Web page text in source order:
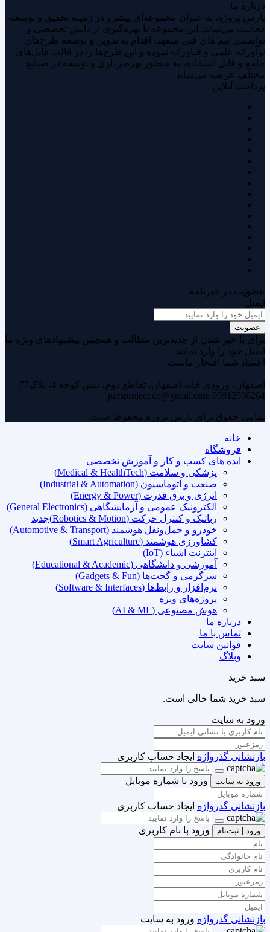
درباره ما
پارس پروژه، به عنوان مجموعه‌ای پیشرو در زمینه تحقیق و توسعه،
فعالیت می‌نماید. این مجموعه با بهره‌گیری از دانش تخصصی و
توانمندی‌ تیم های فنی متعهد، اقدام به تدوین و توسعه طرح‌های
نوآورانه علمی و فناورانه نموده و این طرح‌ها را در قالب فایل‌های
جامع و قابل استفاده، به منظور بهره‌برداری و توسعه در صنایع
مختلف عرضه می‌نماید.
پرداخت آنلاین
عضویت در خبرنامه
ایمیل
عضویت
برای با خبر شدن از جدیدترین مطالب و همچنین پیشنهادهای ویژه ما
ایمیل خود را وارد نمایید.
اعتماد شما افتخار ماست
اصفهان، ورودی خانه اصفهان، تقاطع دوم، نبش کوچه 4، پلاک77
09912596264
parsproject.co@gmail.com
تمامی حقوق برای پارس پروژه محفوظ است.
خانه
فروشگاه
ایده های کسب و کار و آموزش تخصصی
پزشکی و سلامت (Medical & HealthTech)
صنعت و اتوماسیون (Industrial & Automation)
انرژی و برق قدرت (Energy & Power)
الکترونیک عمومی و آزمایشگاهی (General Electronics)
رباتیک و کنترل حرکت (Robotics & Motion)
جدید
خودرو و حمل‌ونقل هوشمند (Automotive & Transport)
کشاورزی هوشمند (Smart Agriculture)
اینترنت اشیاء (IoT)
آموزشی و دانشگاهی (Educational & Academic)
سرگرمی و گجت‌ها (Gadgets & Fun)
نرم‌افزار و رابط‌ها (Software & Interfaces)
پروژه‌های ویژه
هوش مصنوعی (AI & ML)
درباره ما
تماس با ما
قوانین سایت
وبلاگ
سبد خرید
سبد خرید شما خالی است.
ورود به سایت
بازنشانی گذرواژه ایجاد حساب کاربری
ورود به سایت ورود با شماره موبایل
بازنشانی گذرواژه ایجاد حساب کاربری
ورود | ثبت‌نام ورود با نام کاربری
بازنشانی گذرواژه ورود به سایت